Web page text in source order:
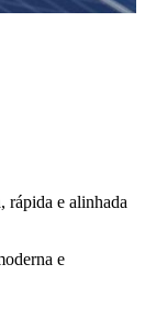
rápida e alinhada
e